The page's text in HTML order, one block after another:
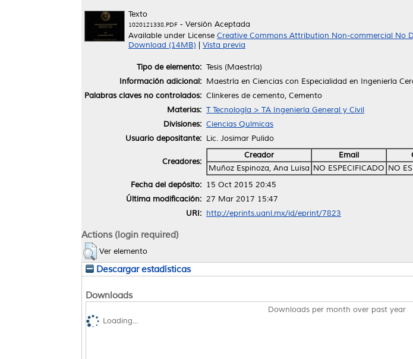
Texto
1020121338.PDF - Versión Aceptada
Available under License Creative Commons Attribution Non-commercial No
Download (14MB)
Vista previa
Tipo de elemento: Tesis (Maestría)
Información adicional: Maestría en Ciencias con Especialidad en Ingeniería
Palabras claves no controlados: Clinkeres de cemento, Cemento
Materias: T Tecnología > TA Ingeniería General y Civil
Divisiones: Ciencias Químicas
Usuario depositante: Lic. Josimar Pulido
Creadores:
Creador Email
Muñoz Espinoza, Ana Luisa NO ESPECIFICADO NO
Fecha del depósito: 15 Oct 2015 20:45
Última modificación: 27 Mar 2017 15:47
URI: http://eprints.uanl.mx/id/eprint/7823
Actions (login required)
Ver elemento
Descargar estadísticas
Downloads
Downloads per month over past year
Loading...